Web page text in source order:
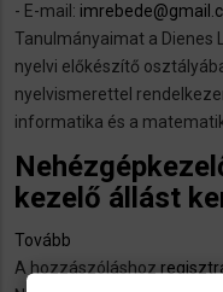
- E-mail:
Tanulmányaimat a Dienes
nyelvi előkészítő
nyelvismerettel
informatika és a
kezelő állást
Tovább
kotró
A hozzászóláshoz